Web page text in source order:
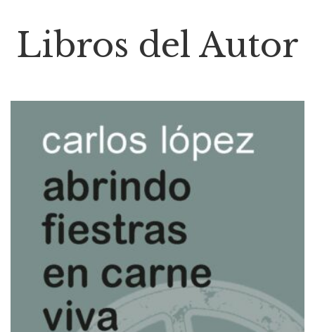
Libros del Autor